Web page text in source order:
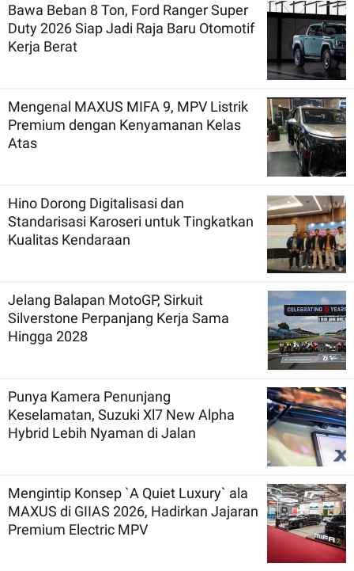
Bawa Beban 8 Ton, Ford Ranger Super
Duty 2026 Siap Jadi Raja Baru Otomotif
Kerja Berat
Mengenal MAXUS MIFA 9, MPV Listrik
Premium dengan Kenyamanan Kelas
Atas
Hino Dorong Digitalisasi dan
Standarisasi Karoseri untuk Tingkatkan
Kualitas Kendaraan
Jelang Balapan MotoGP, Sirkuit
Silverstone Perpanjang Kerja Sama
Hingga 2028
Punya Kamera Penunjang
Keselamatan, Suzuki Xl7 New Alpha
Hybrid Lebih Nyaman di Jalan
Mengintip Konsep `A Quiet Luxury` ala
MAXUS di GIIAS 2026, Hadirkan Jajaran
Premium Electric MPV